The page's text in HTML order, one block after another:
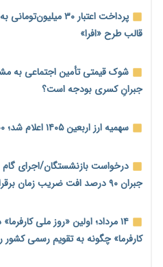
سایپا و پارس‌خودرو
بنگاه‌داری بانک‌ها؛ مانع بزرگ
نماینده مجلس: توسعه مرزهای
اساسی تبدیل شود
خانه کارگر قزوین: شکاف دستمزد
می‌شود
رئیس سازمان امور مالیاتی:
مالیات هستند
پرداخت اعتبار ۳۰
قالب طرح «افرا»
شوک قیمتی تأمین اجتماعی به
جبرانِ کسری بودجه است؟
سهمیه ارز اربعین ۱۴۰۵ اعلام شد؛ ۲۰۰ هزار دینار برای هر زائر
درخواست بازنشستگان/اجرای
جبران ۹۰ درصد افت ضریب زمان برقراری
۱۴ مرداد؛ اولین «روز ملی
کارفرما» چگونه به تقویم رسمی کشور